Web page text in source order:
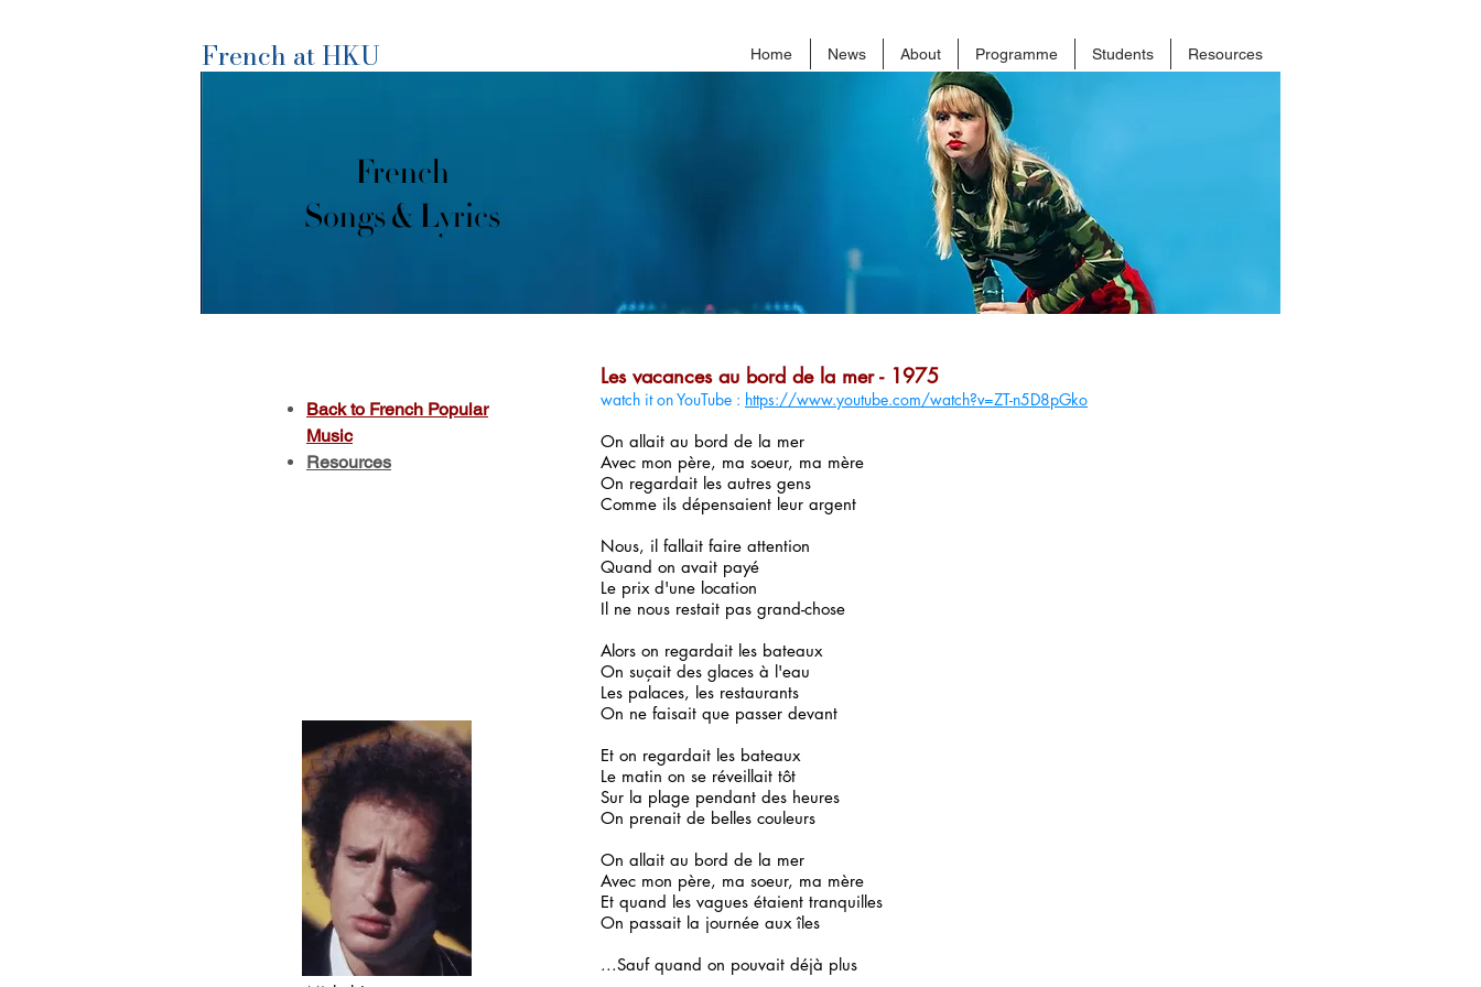
French at HKU Home News About Programme Students Resources
French
Songs & Lyrics
Back to French Popular
Music
Resources
Les vacances au bord de la mer - 1975
watch it on YouTube : https://www.youtube.com/watch?v=ZT-n5D8pGko
On allait au bord de la mer
Avec mon père, ma soeur, ma mère
On regardait les autres gens
Comme ils dépensaient leur argent
Nous, il fallait faire attention
Quand on avait payé
Le prix d'une location
Il ne nous restait pas grand-chose
Alors on regardait les bateaux
On suçait des glaces à l'eau
Les palaces, les restaurants
On ne faisait que passer devant
Et on regardait les bateaux
Le matin on se réveillait tôt
Sur la plage pendant des heures
On prenait de belles couleurs
On allait au bord de la mer
Avec mon père, ma soeur, ma mère
Et quand les vagues étaient tranquilles
On passait la journée aux îles
...Sauf quand on pouvait déjà plus